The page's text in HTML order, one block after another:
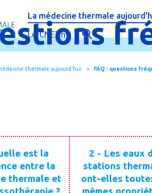
La médecine thermale
C'est quoi la médecine
La médecine thermale
Le CNETh
Qui sommes-nous ?
Actualités
thermale aujourd'hui FAQ : questions
est la
entre la
thermale et
?
2 - Les eaux
stations
ont-elles
mêmes